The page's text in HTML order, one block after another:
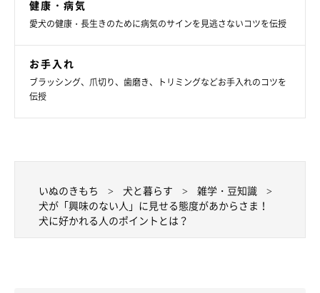
健康・病気
愛犬の健康・長生きのために病気のサインを見逃さないコツを伝授
お手入れ
ブラッシング、爪切り、歯磨き、トリミングなどお手入れのコツを
伝授
いぬのきもち 犬と暮らす
雑学・豆知識
犬が「興味のない人」に見せる態度があからさま！
犬に好かれる人のポイントとは？